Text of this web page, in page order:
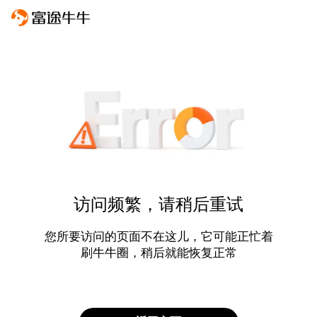
访问频繁，请稍后重试
您所要访问的页面不在这儿，它可能正忙着
刷牛牛圈，稍后就能恢复正常